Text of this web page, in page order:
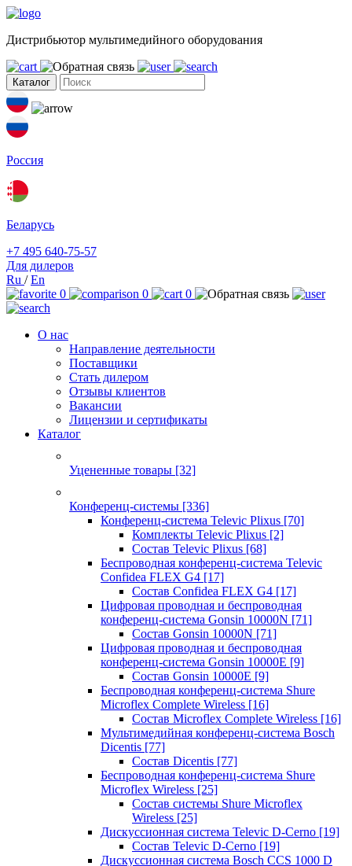
Дистрибьютор мультимедийного оборудования
Каталог
Россия
Беларусь
+7 495 640-75-57
Для дилеров
Ru /En
0
0 0
О нас
Направление деятельности
Поставщики
Стать дилером
Отзывы клиентов
Вакансии
Лицензии и сертификаты
Каталог
Уцененные товары [32]
Конференц-системы [336]
Конференц-система Televic Plixus [70]
Комплекты Televic Plixus [2]
Состав Televic Plixus [68]
Беспроводная конференц-система Televic
Confidea FLEX G4 [17]
Состав Confidea FLEX G4 [17]
Цифровая проводная и беспроводная
конференц-система Gonsin 10000N [71]
Состав Gonsin 10000N [71]
Цифровая проводная и беспроводная
конференц-система Gonsin 10000E [9]
Состав Gonsin 10000E [9]
Беспроводная конференц-система Shure
Microflex Complete Wireless [16]
Состав Microflex Complete Wireless [16]
Мультимедийная конференц-система Bosch
Dicentis [77]
Состав Dicentis [77]
Беспроводная конференц-система Shure
Microflex Wireless [25]
Состав системы Shure Microflex
Wireless [25]
Дискуссионная система Televic D-Cerno [19]
Состав Televic D-Cerno [19]
Дискуссионная система Bosch CCS 1000 D